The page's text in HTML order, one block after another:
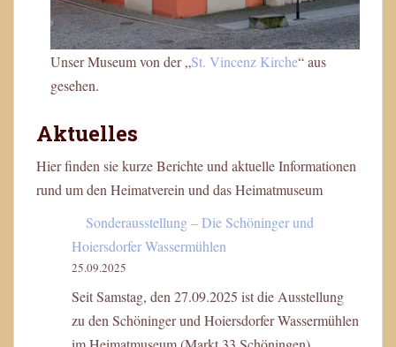
Unser Museum von der „St. Vincenz Kirche“ aus
gesehen.
Aktuelles
Hier finden sie kurze Berichte und aktuelle Informationen
rund um den Heimatverein und das Heimatmuseum
Sonderausstellung – Die Schöninger und
Hoiersdorfer Wassermühlen
25.09.2025
Seit Samstag, den 27.09.2025 ist die Ausstellung
zu den Schöninger und Hoiersdorfer Wassermühlen